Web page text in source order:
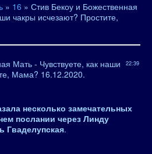
» 16 » Стив Бекоу и Божественная
чакры исчезают? Простите,
22:39
Мать - Чувствуете, как наши
Мама? 16.12.2020.
несколько замечательных
послании через Линду
Гваделупская.